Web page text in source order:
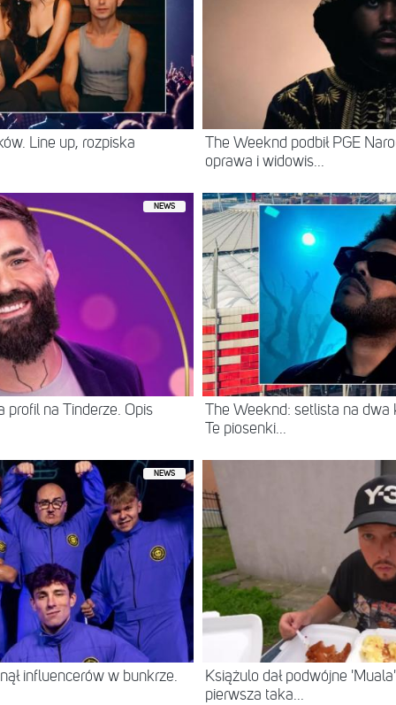
Line up, rozpiska
The Weeknd podbił PGE
oprawa i widowis...
NEWS
profil na Tinderze. Opis
The Weeknd: setlista na
Te piosenki...
NEWS
influencerów w bunkrze.
Książulo dał podwójne
pierwsza taka...